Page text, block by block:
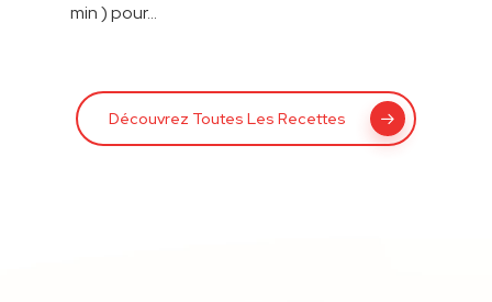
min ) pour…
Découvrez Toutes Les Recettes